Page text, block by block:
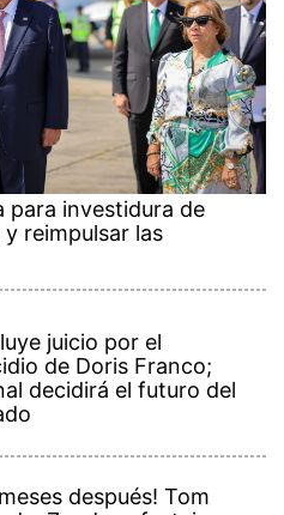
para investidura de
reimpulsar las
juicio por el
de Doris Franco;
decidirá el futuro del
después! Tom